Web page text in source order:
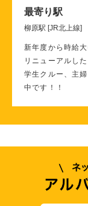
最寄り駅
柳原駅 [JR北上線]
新年度から時給
リニューアルし
学生クルー、主
中です！！